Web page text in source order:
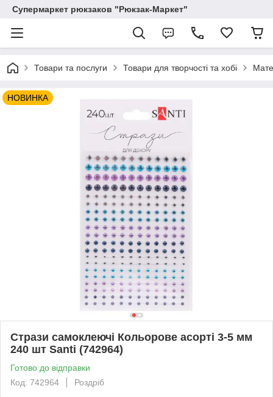
Супермаркет рюкзаков "Рюкзак-Маркет"
Товари та послуги Товари для творчості та хобі
НОВИНКА
Стрази самоклеючі Кольорове асорті 3-5 мм
240 шт Santi (742964)
Готово до відправки
Код: 742964
Роздріб